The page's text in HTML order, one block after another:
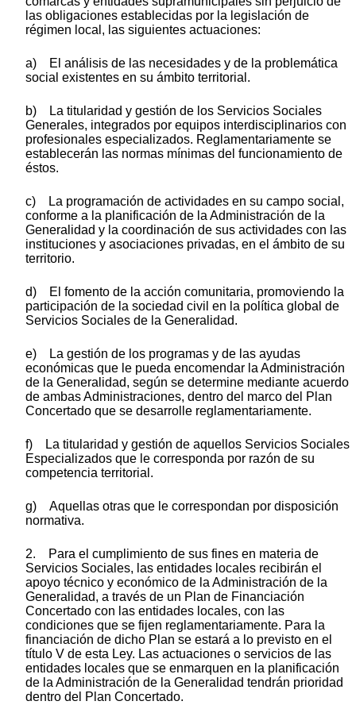
las obligaciones establecidas por la legislación de
régimen local, las siguientes actuaciones:
a) El análisis de las necesidades y de la problemática
social existentes en su ámbito territorial.
b) La titularidad y gestión de los Servicios Sociales
Generales, integrados por equipos interdisciplinarios con
profesionales especializados. Reglamentariamente se
establecerán las normas mínimas del funcionamiento de
éstos.
c) La programación de actividades en su campo social,
conforme a la planificación de la Administración de la
Generalidad y la coordinación de sus actividades con las
instituciones y asociaciones privadas, en el ámbito de su
territorio.
d) El fomento de la acción comunitaria, promoviendo la
participación de la sociedad civil en la política global de
Servicios Sociales de la Generalidad.
e) La gestión de los programas y de las ayudas
económicas que le pueda encomendar la Administración
de la Generalidad, según se determine mediante acuerdo
de ambas Administraciones, dentro del marco del Plan
Concertado que se desarrolle reglamentariamente.
f) La titularidad y gestión de aquellos Servicios Sociales
Especializados que le corresponda por razón de su
competencia territorial.
g) Aquellas otras que le correspondan por disposición
normativa.
2. Para el cumplimiento de sus fines en materia de
Servicios Sociales, las entidades locales recibirán el
apoyo técnico y económico de la Administración de la
Generalidad, a través de un Plan de Financiación
Concertado con las entidades locales, con las
condiciones que se fijen reglamentariamente. Para la
financiación de dicho Plan se estará a lo previsto en el
título V de esta Ley. Las actuaciones o servicios de las
entidades locales que se enmarquen en la planificación
de la Administración de la Generalidad tendrán prioridad
dentro del Plan Concertado.